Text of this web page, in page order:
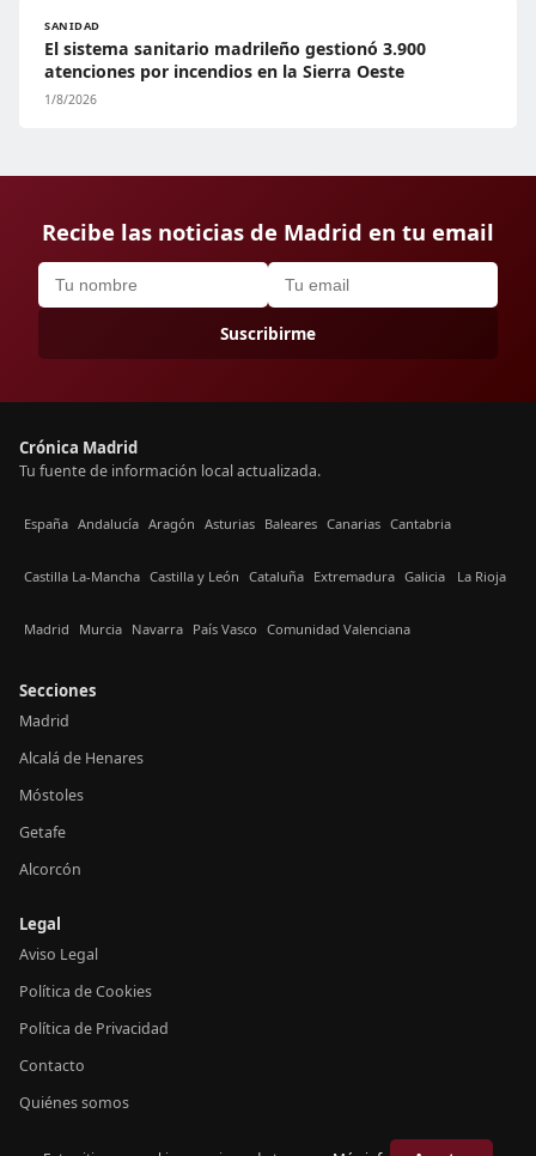
SANIDAD
El sistema sanitario madrileño gestionó 3.900
atenciones por incendios en la Sierra Oeste
1/8/2026
Recibe las noticias de Madrid en tu email
Suscribirme
Crónica Madrid
Tu fuente de información local actualizada.
España Andalucía Aragón Asturias Baleares Canarias Cantabria
Castilla La-Mancha Castilla y León Cataluña Extremadura Galicia La Rioja
Madrid Murcia Navarra País Vasco Comunidad Valenciana
Secciones
Madrid
Alcalá de Henares
Móstoles
Getafe
Alcorcón
Legal
Aviso Legal
Política de Cookies
Política de Privacidad
Contacto
Quiénes somos